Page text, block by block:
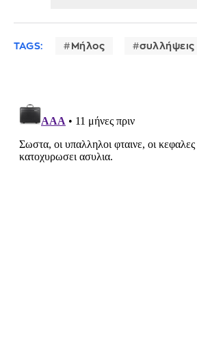
TAGS: Μήλος συλλήψεις